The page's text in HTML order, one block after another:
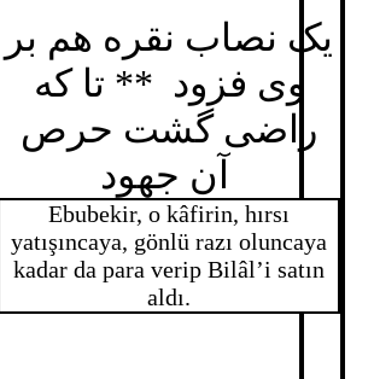
یک نصاب نقره هم بر
وی فزود ** تا که
راضی گشت حرص
Ebubekir, o kâfirin, hırsı
yatışıncaya, gönlü razı oluncaya
kadar da para verip Bilâl’i satın
aldı.